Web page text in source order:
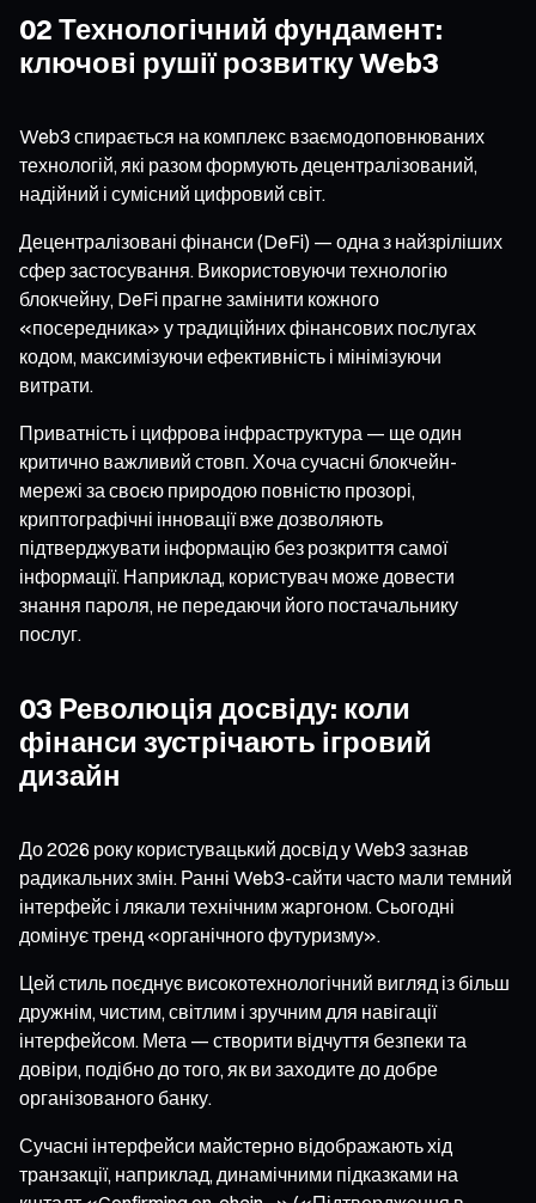
02 Технологічний фундамент:
ключові рушії розвитку Web3
Web3 спирається на комплекс взаємодоповнюваних
технологій, які разом формують децентралізований,
надійний і сумісний цифровий світ.
Децентралізовані фінанси (DeFi) — одна з найзріліших
сфер застосування. Використовуючи технологію
блокчейну, DeFi прагне замінити кожного
«посередника» у традиційних фінансових послугах
кодом, максимізуючи ефективність і мінімізуючи
витрати.
Приватність і цифрова інфраструктура — ще один
критично важливий стовп. Хоча сучасні блокчейн-
мережі за своєю природою повністю прозорі,
криптографічні інновації вже дозволяють
підтверджувати інформацію без розкриття самої
інформації. Наприклад, користувач може довести
знання пароля, не передаючи його постачальнику
послуг.
03 Революція досвіду: коли
фінанси зустрічають ігровий
дизайн
До 2026 року користувацький досвід у Web3 зазнав
радикальних змін. Ранні Web3-сайти часто мали темний
інтерфейс і лякали технічним жаргоном. Сьогодні
домінує тренд «органічного футуризму».
Цей стиль поєднує високотехнологічний вигляд із більш
дружнім, чистим, світлим і зручним для навігації
інтерфейсом. Мета — створити відчуття безпеки та
довіри, подібно до того, як ви заходите до добре
організованого банку.
Сучасні інтерфейси майстерно відображають хід
транзакції, наприклад, динамічними підказками на